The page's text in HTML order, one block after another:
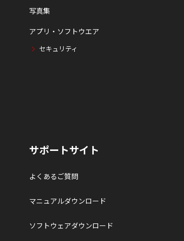
写真集
アプリ・ソフトウエア
セキュリティ
サポートサイト
よくあるご質問
マニュアルダウンロード
ソフトウェアダウンロード